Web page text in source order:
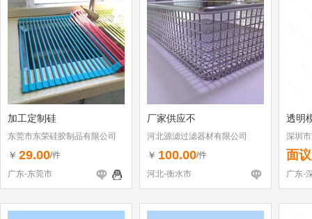
加工定制硅
东莞市东荣硅胶制品有限公司
￥ 29.00/件
广东-东莞市
厂家供应不
河北源滤过滤器材有限公司
￥ 100.00/件
河北-衡水市
透明
深圳
面议
广东-